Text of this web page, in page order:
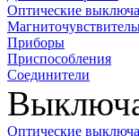
Оптические
Приборы
Приспособления
Соединители
Оптические